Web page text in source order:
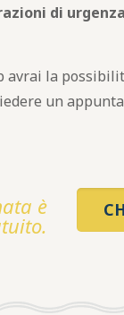
di urgenza
avrai la
un
è